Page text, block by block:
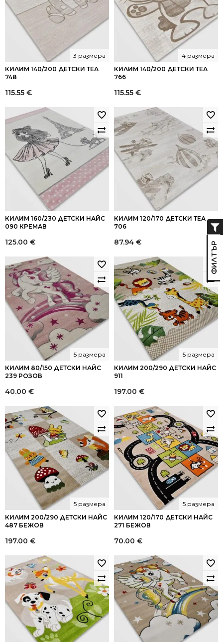
КИЛИМ 140/200 ДЕТСКИ ТЕА
748
3 размера
115.55 €
КИЛИМ 140/200 ДЕТСКИ ТЕА
766
4 размера
115.55 €
КИЛИМ 160/230 ДЕТСКИ НАЙС
090 КРЕМАВ
125.00 €
КИЛИМ 120/170 ДЕТСКИ ТЕА
706
87.94 €
КИЛИМ 80/150 ДЕТСКИ НАЙС
239 РОЗОВ
5 размера
40.00 €
КИЛИМ 200/290 ДЕТСКИ НАЙС
911
5 размера
197.00 €
КИЛИМ 200/290 ДЕТСКИ НАЙС
487 БЕЖОВ
5 размера
197.00 €
КИЛИМ 120/170 ДЕТСКИ НАЙС
271 БЕЖОВ
5 размера
70.00 €